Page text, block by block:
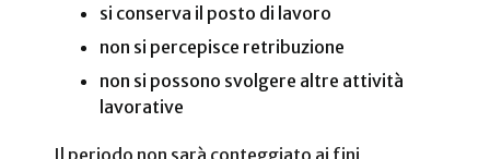
si conserva il posto di lavoro
non si percepisce retribuzione
non si possono svolgere altre attività
lavorative